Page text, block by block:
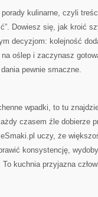
kulinarne, czyli
Dowiesz się, jak kroić
decyzjom: kolejność
na oślep i zaczynasz
pewnie smaczne.
wpadki, to tu
czasem źle dobierze
uczy, że
konsystencję,
kuchnia przyjazna